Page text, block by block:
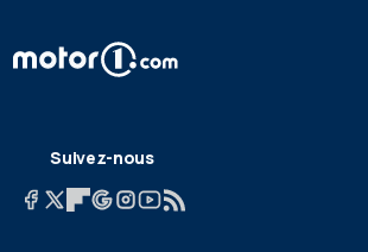
Suivez-nous